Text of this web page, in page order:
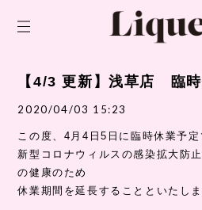
【4/3 更新】浅草店 臨
2020/04/03 15:23
この度、4月4日5日に臨時休業予
新型コロナウィルスの感染拡大防
の健康のため
休業期間を延長することといたしま